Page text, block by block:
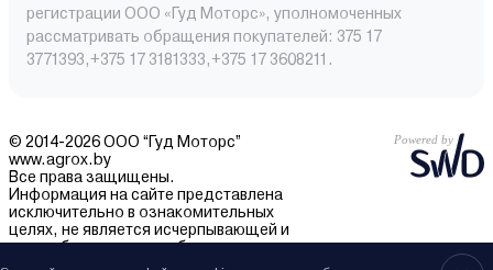
регистрации ООО «Гуд Моторс», уполномоченных
рассматривать обращения покупателей: 375 17
3771393,+375 17 3181333,+375 17 3608211.
© 2014-2026 ООО “Гуд Моторс”
www.agrox.by
Все права защищены.
Информация на сайте представлена
исключительно в ознакомительных
целях, не является исчерпывающей и
может быть изменена без уведомления.
Внешний вид товаров может отличаться.